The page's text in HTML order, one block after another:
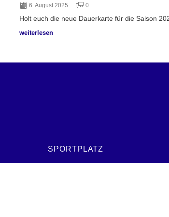
6. August 2025 0
Holt euch die neue Dauerkarte für die Saison
weiterlesen
SPORTPLATZ